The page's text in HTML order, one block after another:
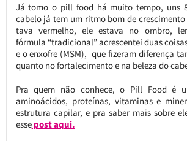
Já tomo o pill food há muito tempo, uns
cabelo já tem um ritmo bom de
tava vermelho, ele estava no ombro,
fórmula “tradicional” acrescentei duas
e o enxofre (MSM), que fizeram diferença
quanto no fortalecimento e na beleza do
Pra quem não conhece, o Pill Food é
aminoácidos, proteínas, vitaminas e
estrutura capilar, e pra saber mais sobre
essepost aqui.